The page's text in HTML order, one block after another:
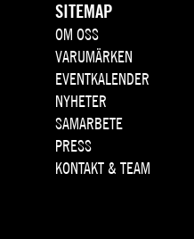
SITEMAP
OM OSS
VARUMÄRKEN
EVENTKALENDER
NYHETER
SAMARBETE
PRESS
KONTAKT & TEAM